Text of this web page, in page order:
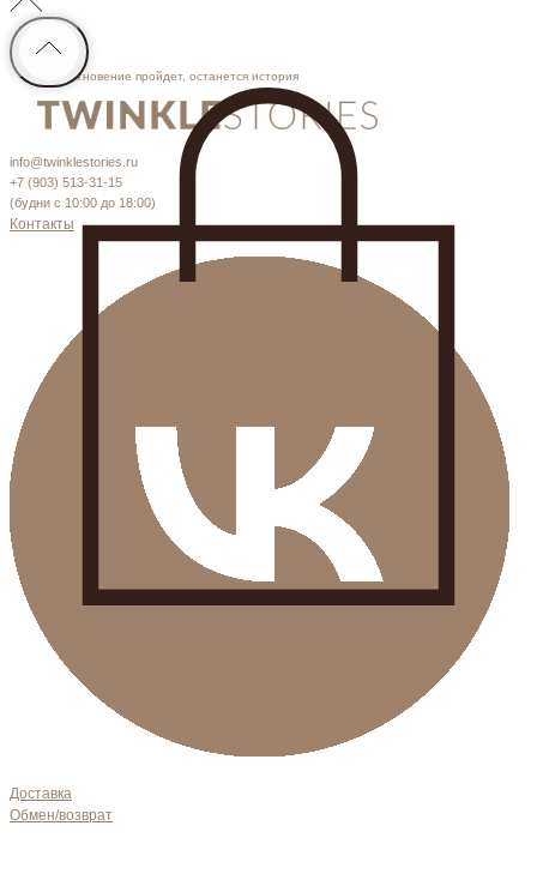
Мгновение пройдет, останется история
info@twinklestories.ru
+7 (903) 513-31-15
(будни с 10:00 до 18:00)
Контакты
Доставка
Обмен/возврат